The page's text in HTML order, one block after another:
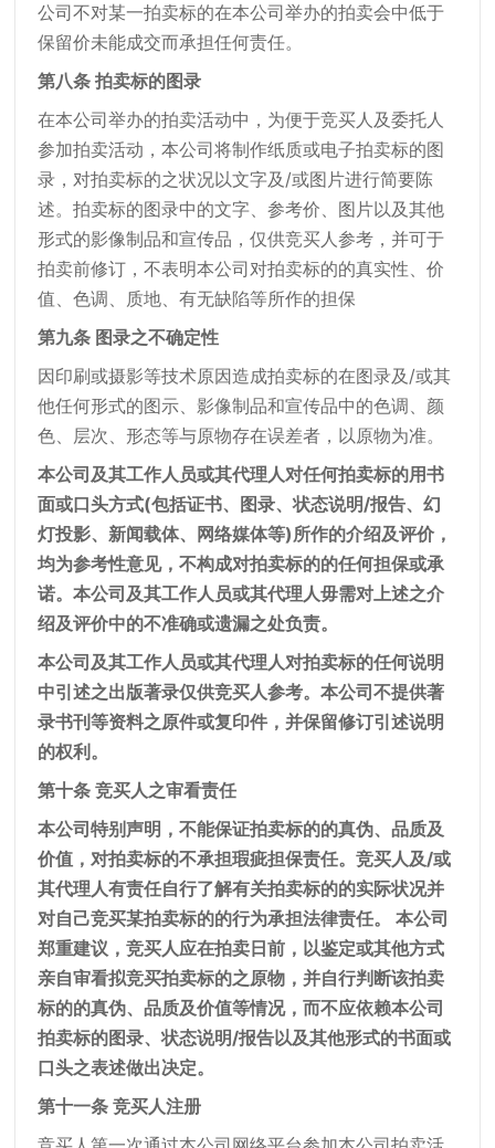
公司不对某一拍卖标的在本公司举办的拍卖会中低于
保留价未能成交而承担任何责任。
第八条 拍卖标的图录
在本公司举办的拍卖活动中，为便于竞买人及委托人
参加拍卖活动，本公司将制作纸质或电子拍卖标的图
录，对拍卖标的之状况以文字及/或图片进行简要陈
述。拍卖标的图录中的文字、参考价、图片以及其他
形式的影像制品和宣传品，仅供竞买人参考，并可于
拍卖前修订，不表明本公司对拍卖标的的真实性、价
值、色调、质地、有无缺陷等所作的担保
第九条 图录之不确定性
因印刷或摄影等技术原因造成拍卖标的在图录及/或其
他任何形式的图示、影像制品和宣传品中的色调、颜
色、层次、形态等与原物存在误差者，以原物为准。
本公司及其工作人员或其代理人对任何拍卖标的用书
面或口头方式(包括证书、图录、状态说明/报告、幻
灯投影、新闻载体、网络媒体等)所作的介绍及评价，
均为参考性意见，不构成对拍卖标的的任何担保或承
诺。本公司及其工作人员或其代理人毋需对上述之介
绍及评价中的不准确或遗漏之处负责。
本公司及其工作人员或其代理人对拍卖标的任何说明
中引述之出版著录仅供竞买人参考。本公司不提供著
录书刊等资料之原件或复印件，并保留修订引述说明
的权利。
第十条 竞买人之审看责任
本公司特别声明，不能保证拍卖标的的真伪、品质及
价值，对拍卖标的不承担瑕疵担保责任。竞买人及/或
其代理人有责任自行了解有关拍卖标的的实际状况并
对自己竞买某拍卖标的的行为承担法律责任。 本公司
郑重建议，竞买人应在拍卖日前，以鉴定或其他方式
亲自审看拟竞买拍卖标的之原物，并自行判断该拍卖
标的的真伪、品质及价值等情况，而不应依赖本公司
拍卖标的图录、状态说明/报告以及其他形式的书面或
口头之表述做出决定。
第十一条 竞买人注册